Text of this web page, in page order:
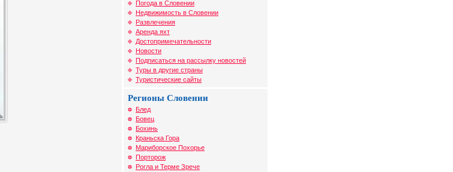
Погода в Словении
Недвижимость в Словении
Развлечения
Аренда яхт
Достопримечательности
Новости
Подписаться на рассылку новостей
Туры в другие страны
Туристические сайты
Регионы Словении
Блед
Бовец
Бохинь
Краньска Гора
Мариборское Похорье
Порторож
Рогла и Терме Зрече